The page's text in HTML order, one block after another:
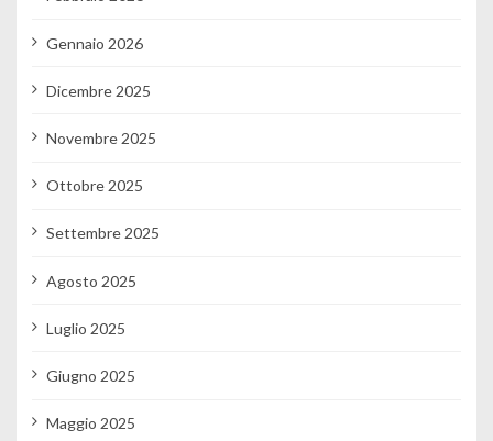
Gennaio 2026
Dicembre 2025
Novembre 2025
Ottobre 2025
Settembre 2025
Agosto 2025
Luglio 2025
Giugno 2025
Maggio 2025